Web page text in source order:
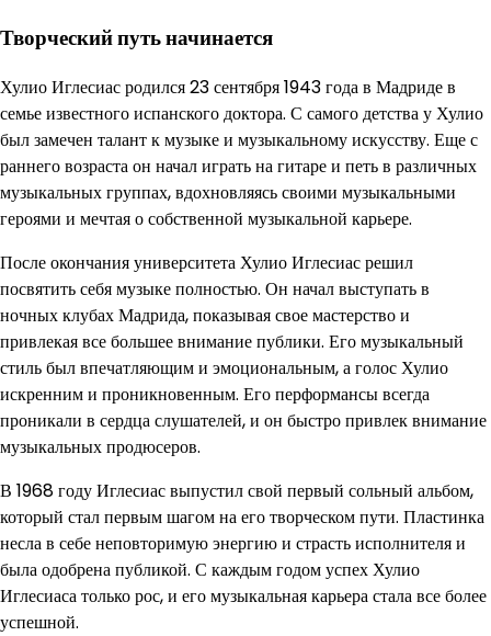
Творческий путь начинается
Хулио Иглесиас родился 23 сентября 1943 года в Мадриде в
семье известного испанского доктора. С самого детства у Хулио
был замечен талант к музыке и музыкальному искусству. Еще с
раннего возраста он начал играть на гитаре и петь в различных
музыкальных группах, вдохновляясь своими музыкальными
героями и мечтая о собственной музыкальной карьере.
После окончания университета Хулио Иглесиас решил
посвятить себя музыке полностью. Он начал выступать в
ночных клубах Мадрида, показывая свое мастерство и
привлекая все большее внимание публики. Его музыкальный
стиль был впечатляющим и эмоциональным, а голос Хулио
искренним и проникновенным. Его перформансы всегда
проникали в сердца слушателей, и он быстро привлек внимание
музыкальных продюсеров.
В 1968 году Иглесиас выпустил свой первый сольный альбом,
который стал первым шагом на его творческом пути. Пластинка
несла в себе неповторимую энергию и страсть исполнителя и
была одобрена публикой. С каждым годом успех Хулио
Иглесиаса только рос, и его музыкальная карьера стала все более
успешной.